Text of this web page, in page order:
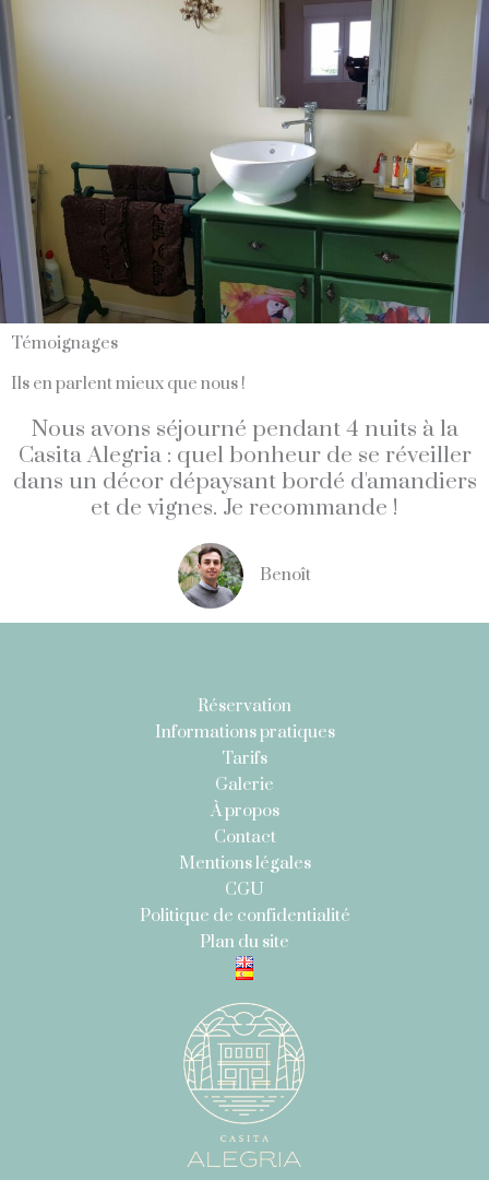
Témoignages
Ils en parlent mieux que nous !
Nous avons séjourné pendant 4 nuits à la
Casita Alegria : quel bonheur de se réveiller
dans un décor dépaysant bordé d'amandiers
et de vignes. Je recommande !
Benoît
Réservation
Informations pratiques
Tarifs
Galerie
À propos
Contact
Mentions légales
CGU
Politique de confidentialité
Plan du site